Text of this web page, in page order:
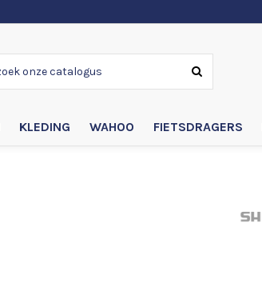
KLEDING WAHOO FIETSDRAGERS